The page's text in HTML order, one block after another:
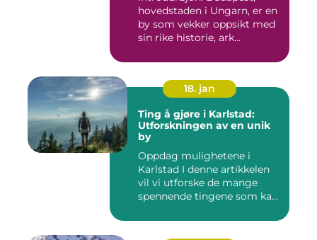
hovedstaden i Ungarn, er en
by som vekker oppsikt med
sin rike historie, ark...
18. jan
Ting å gjøre i Karlstad:
Utforskningen av en unik
by
Oppdag mulighetene i
Karlstad I denne artikkelen
vil vi utforske de mange
spennende tingene som kan